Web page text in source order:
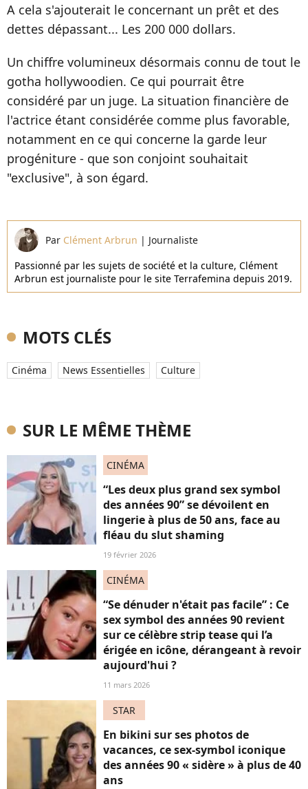
A cela s'ajouterait le concernant un prêt et des
dettes dépassant... Les 200 000 dollars.
Un chiffre volumineux désormais connu de tout le
gotha hollywoodien. Ce qui pourrait être
considéré par un juge. La situation financière de
l'actrice étant considérée comme plus favorable,
notamment en ce qui concerne la garde leur
progéniture - que son conjoint souhaitait
"exclusive", à son égard.
Par Clément Arbrun | Journaliste
Passionné par les sujets de société et la culture, Clément
Arbrun est journaliste pour le site Terrafemina depuis 2019.
MOTS CLÉS
Cinéma News Essentielles Culture
SUR LE MÊME THÈME
CINÉMA
“Les deux plus grand sex symbol
des années 90” se dévoilent en
lingerie à plus de 50 ans, face au
fléau du slut shaming
19 février 2026
CINÉMA
“Se dénuder n'était pas facile” : Ce
sex symbol des années 90 revient
sur ce célèbre strip tease qui l’a
érigée en icône, dérangeant à revoir
aujourd'hui ?
11 mars 2026
STAR
En bikini sur ses photos de
vacances, ce sex-symbol iconique
des années 90 « sidère » à plus de 40
ans